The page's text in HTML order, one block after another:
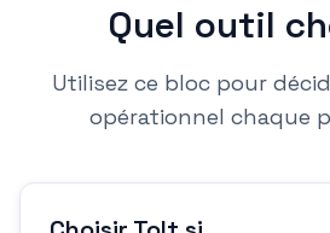
Quel outil
Utilisez ce bloc pour
opérationnel chaque